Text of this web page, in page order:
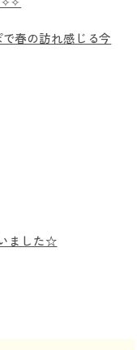
春の訪れ感じる今
ました☆